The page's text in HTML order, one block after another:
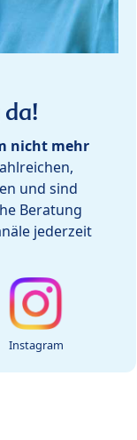
nicht mehr
und sind
Beratung
jederzeit
Instagram